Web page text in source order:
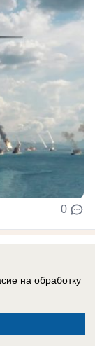
0
за
ВСУ
на обработку